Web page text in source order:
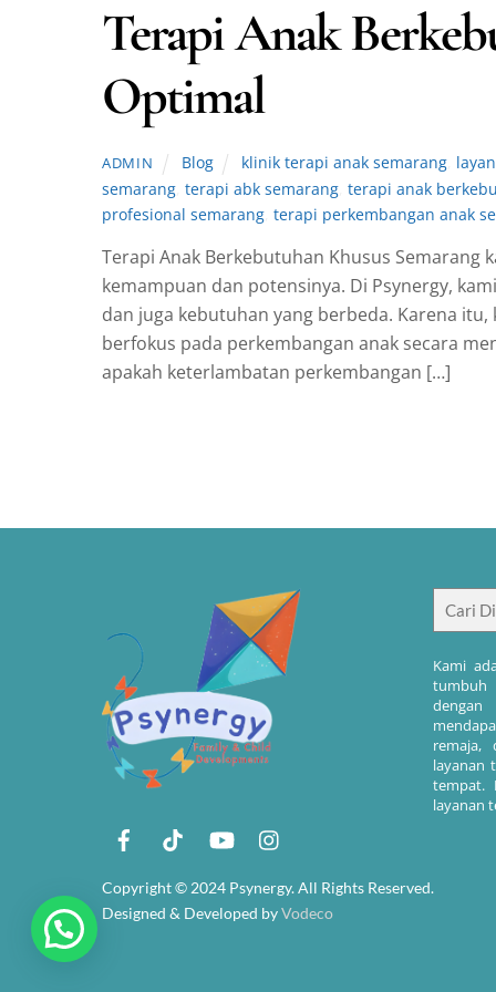
Terapi Anak
Optimal
ADMIN Blog klinik terapi anak semarang
semarang terapi abk semarang terapi anak
profesional semarang terapi perkembangan anak
Terapi Anak Berkebutuhan Khusus
kemampuan dan potensinya. Di Psynergy,
dan juga kebutuhan yang berbeda. Karena
berfokus pada perkembangan anak secara
apakah keterlambatan perkembangan […]
Kami
tumbuh
remaja,
layanan
tempat.
layanan
Copyright © 2024 Psynergy. All Rights Reserved.
Designed & Developed byVodeco